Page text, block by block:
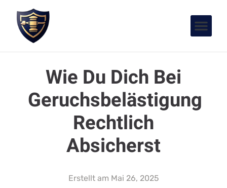
Wie Du Dich Bei
Geruchsbelästigung
Rechtlich
Absicherst
Erstellt am Mai 26, 2025